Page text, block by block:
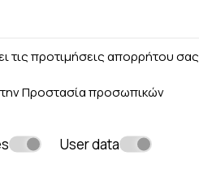
τις προτιμήσεις απορρήτου σας
Προστασία προσωπικών
User data